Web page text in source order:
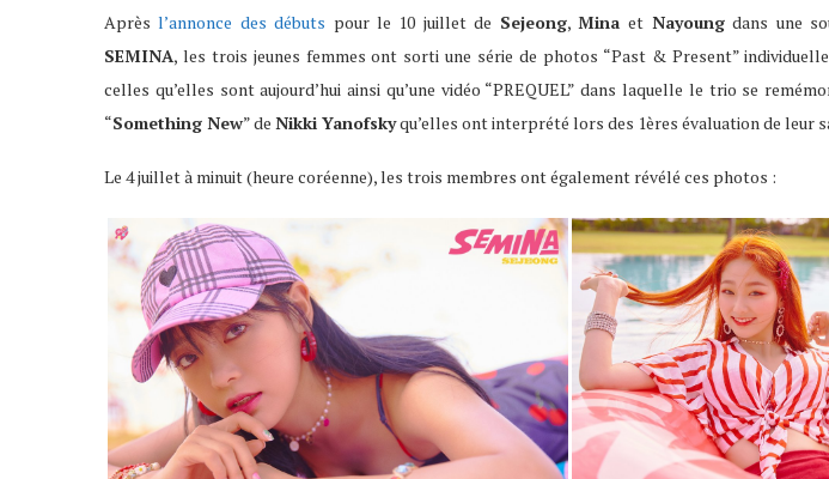
Après l’annonce des débuts pour le 10 juillet de Sejeong,Mina etNayoungdans une
SEMINA, les trois jeunes femmes ont sorti une série de photos “Past & Present”
celles qu’elles sont aujourd’hui ainsi qu’une vidéo “PREQUEL” dans laquelle le trio se
“Something New” de Nikki Yanofskyqu’elles ont interprété lors des 1ères évaluation de leur
Le 4 juillet à minuit (heure coréenne), les trois membres ont également révélé ces photos :